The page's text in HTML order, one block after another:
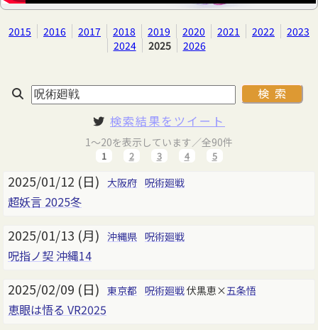
2015 2016 2017 2018 2019 2020 2021 2022
2023
2024
2025 2026
検索結果をツイート
1～20を表示しています／全90件
1 2 3 4 5
2025/01/12 (日) 大阪府 呪術廻戦
超妖言 2025冬
2025/01/13 (月) 沖縄県 呪術廻戦
呪指ノ契 沖縄14
2025/02/09 (日) 東京都 呪術廻戦伏黒恵×五条悟
恵眼は悟る VR2025